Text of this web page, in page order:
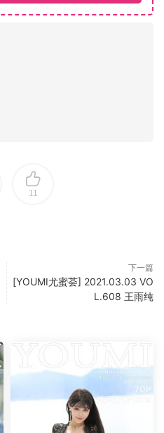
11
下一篇
[YOUMI尤蜜荟] 2021.03.03 VO
L.608 王雨纯